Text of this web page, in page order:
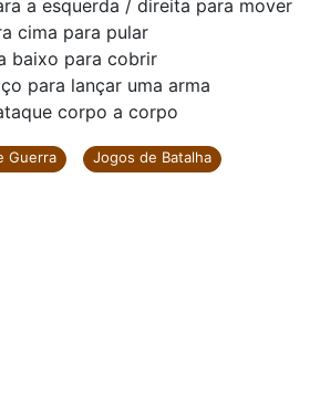
a esquerda / direita para mover
cima para pular
baixo para cobrir
para lançar uma arma
corpo a corpo
Guerra Jogos de Batalha